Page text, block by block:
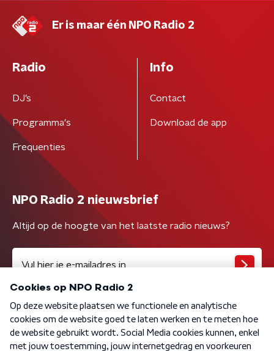
Er is maar één NPO Radio 2
Radio
DJ’s
Programma's
Frequenties
Info
Contact
Download de app
NPO Radio 2 nieuwsbrief
Altijd op de hoogte van het laatste radio nieuws?
Algemene voorwaarden